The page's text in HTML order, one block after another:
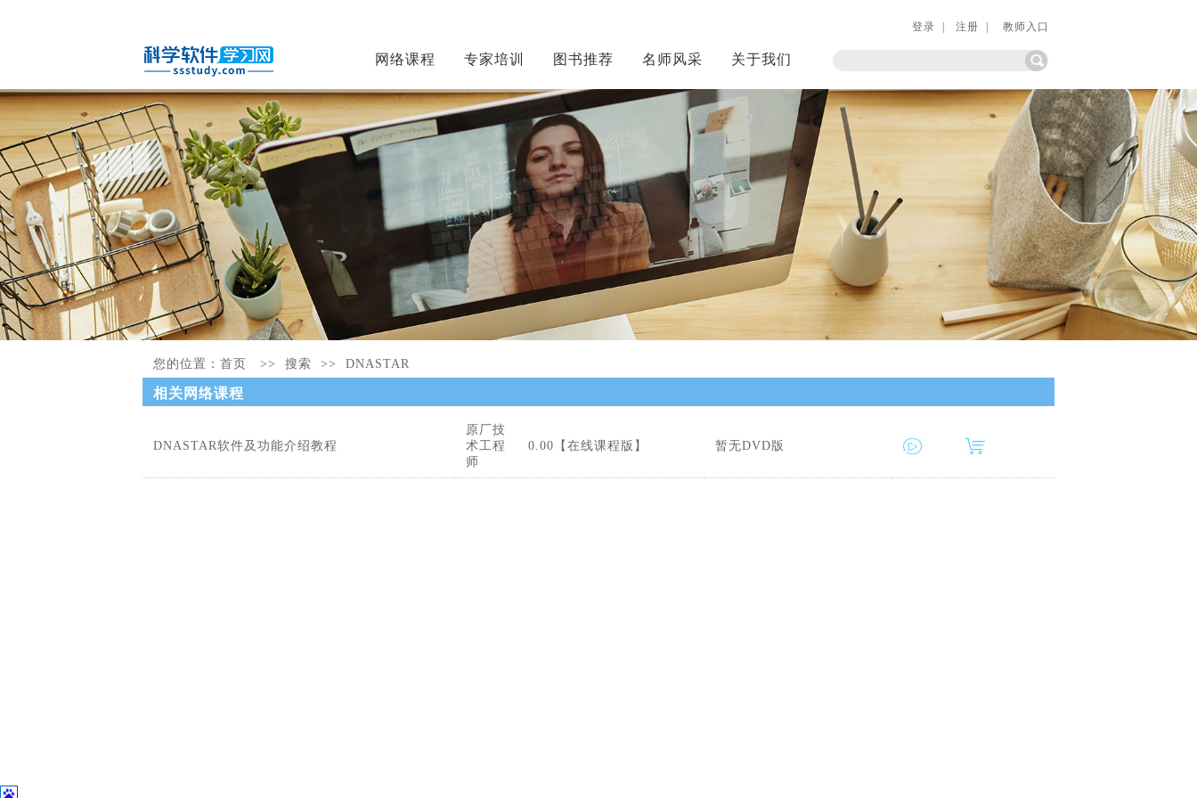
登录 | 注册 | 教师入口
网络课程 专家培训 图书推荐 名师风采 关于我们
您的位置： 首页 >> 搜索 >> DNASTAR
相关网络课程
DNASTAR软件及功能介绍教程
原厂技
术工程
师
0.00【在线课程版】 暂无DVD版